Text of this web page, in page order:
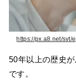
https://px.a8.net/svt/
50年以上の歴史
です。